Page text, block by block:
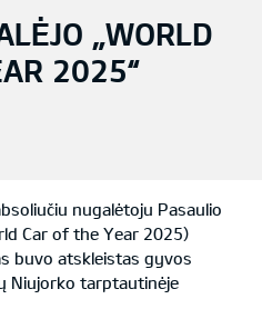
„WORLD
2025“
nugalėtoju Pasaulio
Car of the Year 2025)
buvo atskleistas gyvos
Niujorko tarptautinėje